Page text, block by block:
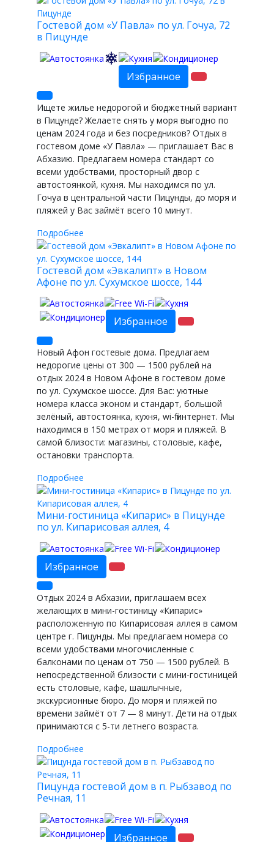
Гостевой дом «У Павла» по ул. Гочуа, 72
в Пицунде
Избранное
Ищете жилье недорогой и бюджетный вариант
в Пицунде? Желаете снять у моря выгодно по
ценам 2024 года и без посредников? Отдых в
гостевом доме «У Павла» — приглашает Вас в
Абхазию. Предлагаем номера стандарт cо
всеми удобствами, просторный двор с
автостоянкой, кухня. Мы находимся по ул.
Гочуа в центральной части Пицунды, до моря и
пляжей у Вас займёт всего 10 минут.
Подробнее
Гостевой дом «Эвкалипт» в Новом
Афоне по ул. Сухумское шоссе, 144
Избранное
Новый Афон гостевые дома. Предлагаем
недорогие цены от 300 — 1500 рублей на
отдых 2024 в Новом Афоне в гостевом доме
по ул. Сухумское шоссе. Для Вас: уютные
номера класса эконом и стандарт, большой
зелёный, автостоянка, кухня, wi-fi интернет. Мы
находимся в 150 метрах от моря и пляжей. В
самой близости: магазины, столовые, кафе,
остановки транспорта.
Подробнее
Мини-гостиница «Кипарис» в Пицунде
по ул. Кипарисовая аллея, 4
Избранное
Отдых 2024 в Абхазии, приглашаем всех
желающих в мини-гостиницу «Кипарис»
расположенную по Кипарисовая аллея в самом
центре г. Пицунды. Мы предлагаем номера со
всеми удобствами многочисленные с
балконами по ценам от 750 — 1500 рублей. В
непосредственной близости с мини-гостиницей
есть столовые, кафе, шашлычные,
экскурсионные бюро. До моря и пляжей по
времени займёт от 7 — 8 минут. Дети на отдых
принимаются с 5-ти летнего возраста.
Подробнее
Пицунда гостевой дом в п. Рыбзавод по
Речная, 11
Избранное